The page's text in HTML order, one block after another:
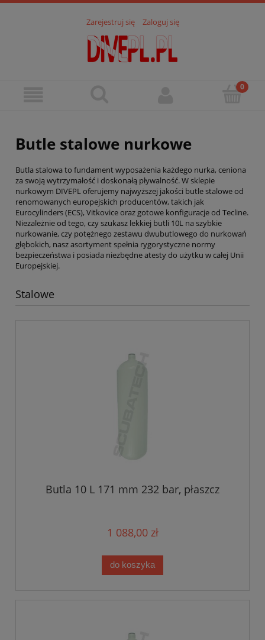
Zarejestruj się Zaloguj się
Butle stalowe nurkowe
Butla stalowa to fundament wyposażenia każdego nurka, ceniona
za swoją wytrzymałość i doskonałą pływalność. W sklepie
nurkowym DIVEPL oferujemy najwyższej jakości butle stalowe od
renomowanych europejskich producentów, takich jak
Eurocylinders (ECS), Vitkovice oraz gotowe konfiguracje od Tecline.
Niezależnie od tego, czy szukasz lekkiej butli 10L na szybkie
nurkowanie, czy potężnego zestawu dwubutlowego do nurkowań
głębokich, nasz asortyment spełnia rygorystyczne normy
bezpieczeństwa i posiada niezbędne atesty do użytku w całej Unii
Europejskiej.
Stalowe
Butla 10 L 171 mm 232 bar, płaszcz
1 088,00 zł
do koszyka